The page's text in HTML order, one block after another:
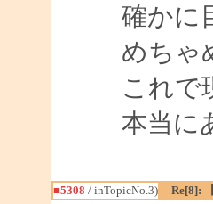
確かに
めちゃ
これで
本当に
■5308 / inTopicNo.3) Re[8]: